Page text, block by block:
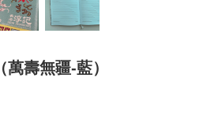
壽無疆-藍）